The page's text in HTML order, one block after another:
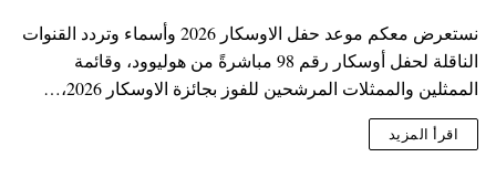
نستعرض معكم موعد حفل الاوسكار 2026 وأسماء وتردد القنوات
الناقلة لحفل أوسكار رقم 98 مباشرةً من هوليوود، وقائمة
الممثلين والممثلات المرشحين للفوز بجائزة الاوسكار 2026،…
اقرأ المزيد